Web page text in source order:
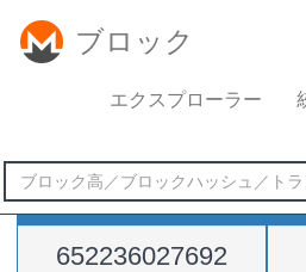
ブロック
エクスプローラー
難易度
652236027692